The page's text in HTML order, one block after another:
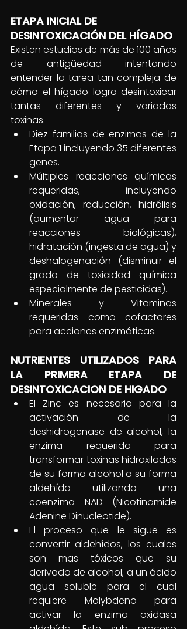
ETAPA INICIAL DE
DESINTOXICACIÓN DEL HÍGADO
Existen estudios de más de 100 años
de antigüedad intentando
entender la tarea tan compleja de
cómo el hígado logra desintoxicar
tantas diferentes y variadas
toxinas.
Diez familias de enzimas de la
Etapa 1 incluyendo 35 diferentes
genes.
Múltiples reacciones químicas
requeridas, incluyendo
oxidación, reducción, hidrólisis
(aumentar agua para
reacciones biológicas),
hidratación (ingesta de agua) y
deshalogenación (disminuir el
grado de toxicidad química
especialmente de pesticidas).
Minerales y Vitaminas
requeridas como cofactores
para acciones enzimáticas.
NUTRIENTES UTILIZADOS PARA
LA PRIMERA ETAPA DE
DESINTOXICACION DE HIGADO
El Zinc es necesario para la
activación de la
deshidrogenase de alcohol, la
enzima requerida para
transformar toxinas hidroxiladas
de su forma alcohol a su forma
aldehída utilizando una
coenzima NAD (Nicotinamide
Adenine Dinucleotide).
El proceso que le sigue es
convertir aldehídos, los cuales
son mas tóxicos que su
derivado de alcohol, a un ácido
agua soluble para el cual
requiere Molybdeno para
activar la enzima oxidasa